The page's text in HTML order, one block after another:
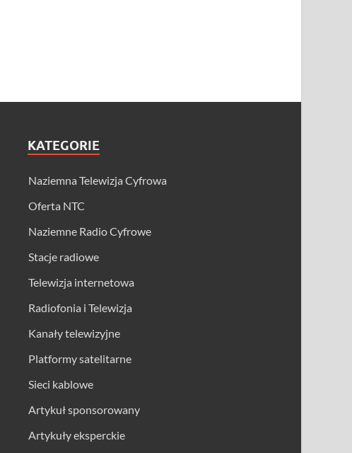
KATEGORIE
Naziemna Telewizja Cyfrowa
Oferta NTC
Naziemne Radio Cyfrowe
Stacje radiowe
Telewizja internetowa
Radiofonia i Telewizja
Kanały telewizyjne
Platformy satelitarne
Sieci kablowe
Artykuł sponsorowany
Artykuły eksperckie